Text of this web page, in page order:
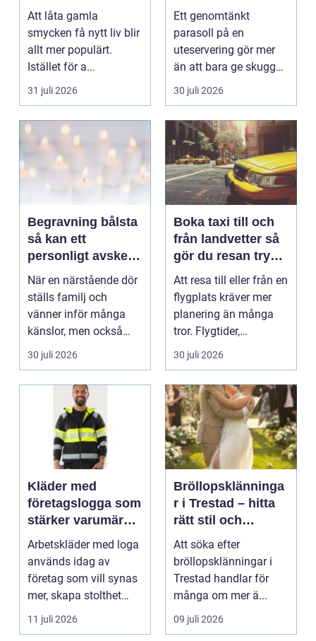
till nya favoriter
Att låta gamla
smycken få nytt liv blir
allt mer populärt.
Istället för a...
31 juli 2026
uteserveringen rätt
känsla året runt
Ett genomtänkt
parasoll på en
uteservering gör mer
än att bara ge skugga.
Det påverkar hur länge
gäs...
30 juli 2026
Begravning bålsta
så kan ett
personligt avsked
formas
När en närstående dör
ställs familj och
vänner inför många
känslor, men också
praktiska beslut. En b...
30 juli 2026
Boka taxi till och
från landvetter så
gör du resan trygg
och smidig
Att resa till eller från en
flygplats kräver mer
planering än många
tror. Flygtider,
packning, säker...
30 juli 2026
Kläder med
företagslogga som
stärker varumärket
varje dag
Arbetskläder med loga
används idag av
företag som vill synas
mer, skapa stolthet
inte...
11 juli 2026
Bröllopsklänninga
r i Trestad – hitta
rätt stil och
passform inför den
stora dagen
Att söka efter
bröllopsklänningar i
Trestad handlar för
många om mer ä...
09 juli 2026